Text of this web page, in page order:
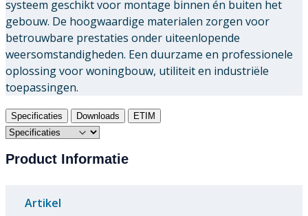
systeem geschikt voor montage binnen én buiten het
gebouw. De hoogwaardige materialen zorgen voor
betrouwbare prestaties onder uiteenlopende
weersomstandigheden. Een duurzame en professionele
oplossing voor woningbouw, utiliteit en industriële
toepassingen.
Specificaties Downloads ETIM
Product Informatie
Artikel